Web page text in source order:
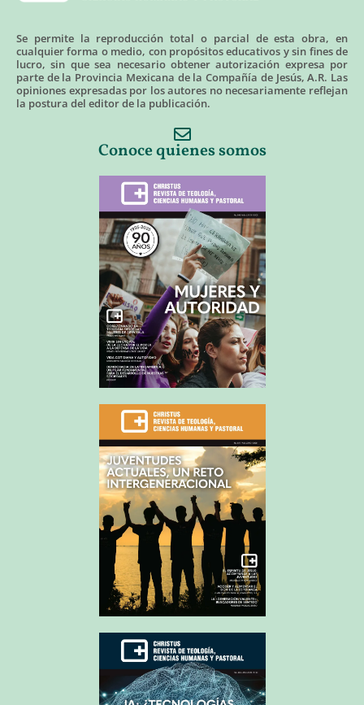
Se permite la reproducción total o parcial de esta obra, en
cualquier forma o medio, con propósitos educativos y sin fines de
lucro, sin que sea necesario obtener autorización expresa por
parte de la Provincia Mexicana de la Compañía de Jesús, A.R. Las
opiniones expresadas por los autores no necesariamente reflejan
la postura del editor de la publicación.
Conoce quienes somos